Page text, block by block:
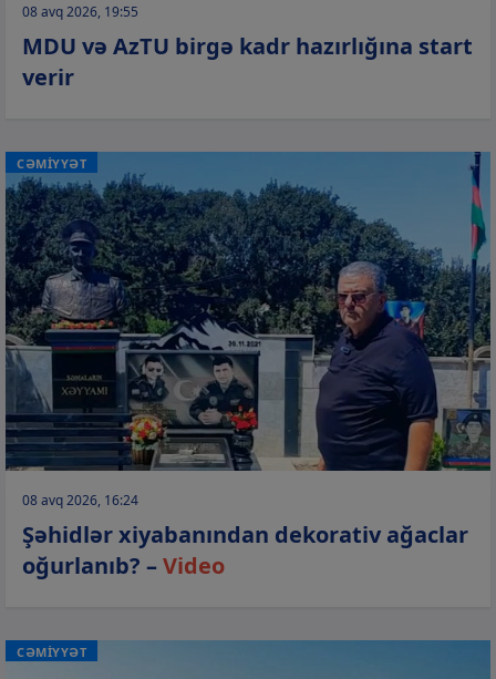
08 avq 2026, 19:55
MDU və AzTU birgə kadr hazırlığına start
verir
CƏMİYYƏT
08 avq 2026, 16:24
Şəhidlər xiyabanından dekorativ ağaclar
oğurlanıb? –Video
CƏMİYYƏT